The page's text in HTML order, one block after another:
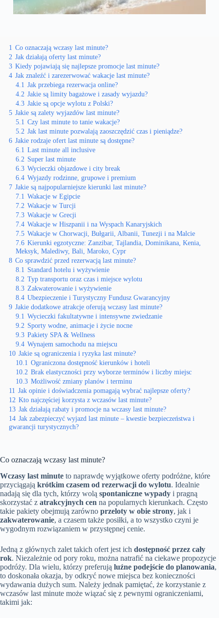
1 Co oznaczają wczasy last minute?
2 Jak działają oferty last minute?
3 Kiedy pojawiają się najlepsze promocje last minute?
4 Jak znaleźć i zarezerwować wakacje last minute?
4.1 Jak przebiega rezerwacja online?
4.2 Jakie są limity bagażowe i zasady wyjazdu?
4.3 Jakie są opcje wylotu z Polski?
5 Jakie są zalety wyjazdów last minute?
5.1 Czy last minute to tanie wakacje?
5.2 Jak last minute pozwalają zaoszczędzić czas i pieniądze?
6 Jakie rodzaje ofert last minute są dostępne?
6.1 Last minute all inclusive
6.2 Super last minute
6.3 Wycieczki objazdowe i city break
6.4 Wyjazdy rodzinne, grupowe i premium
7 Jakie są najpopularniejsze kierunki last minute?
7.1 Wakacje w Egipcie
7.2 Wakacje w Turcji
7.3 Wakacje w Grecji
7.4 Wakacje w Hiszpanii i na Wyspach Kanaryjskich
7.5 Wakacje w Chorwacji, Bułgarii, Albanii, Tunezji i na Malcie
7.6 Kierunki egzotyczne: Zanzibar, Tajlandia, Dominikana, Kenia,
Meksyk, Malediwy, Bali, Maroko, Cypr
8 Co sprawdzić przed rezerwacją last minute?
8.1 Standard hotelu i wyżywienie
8.2 Typ transportu oraz czas i miejsce wylotu
8.3 Zakwaterowanie i wyżywienie
8.4 Ubezpieczenie i Turystyczny Fundusz Gwarancyjny
9 Jakie dodatkowe atrakcje oferują wczasy last minute?
9.1 Wycieczki fakultatywne i intensywne zwiedzanie
9.2 Sporty wodne, animacje i życie nocne
9.3 Pakiety SPA & Wellness
9.4 Wynajem samochodu na miejscu
10 Jakie są ograniczenia i ryzyka last minute?
10.1 Ograniczona dostępność kierunków i hoteli
10.2 Brak elastyczności przy wyborze terminów i liczby miejsc
10.3 Możliwość zmiany planów i terminu
11 Jak opinie i doświadczenia pomagają wybrać najlepsze oferty?
12 Kto najczęściej korzysta z wczasów last minute?
13 Jak działają rabaty i promocje na wczasy last minute?
14 Jak zabezpieczyć wyjazd last minute – kwestie bezpieczeństwa i
gwarancji turystycznych?
Co oznaczają wczasy last minute?
Wczasy last minute to naprawdę wyjątkowe oferty podróżne, które
przyciągają krótkim czasem od rezerwacji do wylotu. Idealnie
nadają się dla tych, którzy wolą spontaniczne wypady i pragną
skorzystać z atrakcyjnych cen na popularnych kierunkach. Często
takie pakiety obejmują zarówno przeloty w obie strony, jak i
zakwaterowanie, a czasem także posiłki, a to wszystko czyni je
wygodnym rozwiązaniem w przystępnej cenie.
Jedną z głównych zalet takich ofert jest ich dostępność przez cały
rok. Niezależnie od pory roku, można natrafić na ciekawe propozycje
podróży. Dla wielu, którzy preferują luźne podejście do planowania,
to doskonała okazja, by odkryć nowe miejsca bez konieczności
wydawania dużych sum. Należy jednak pamiętać, że korzystanie z
wczasów last minute może wiązać się z pewnymi ograniczeniami,
takimi jak: